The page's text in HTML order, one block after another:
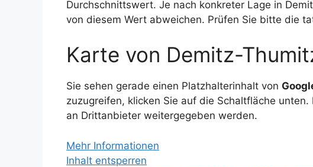
Durchschnittswert. Je nach konkreter Lage in
von diesem Wert abweichen. Prüfen Sie bitte die
Karte von Demitz-
Sie sehen gerade einen Platzhalterinhalt von
zuzugreifen, klicken Sie auf die Schaltfläche
an Drittanbieter weitergegeben werden.
Mehr Informationen
Inhalt entsperren